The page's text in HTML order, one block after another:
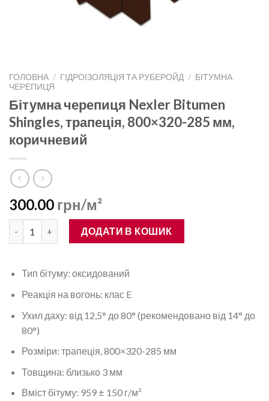
ГОЛОВНА / ГІДРОІЗОЛЯЦІЯ ТА РУБЕРОЙД / БІТУМНА
ЧЕРЕПИЦЯ
Бітумна черепиця Nexler Bitumen
Shingles, трапеція, 800×320-285 мм,
коричневий
300.00 грн/м²
Бітумна черепиця Nexler Bitumen Shingles, трапеція,
ДОДАТИ В КОШИК
Тип бітуму: оксидований
Реакція на вогонь: клас E
Ухил даху: від 12,5° до 80° (рекомендовано від 14° до
80°)
Розміри: трапеція, 800×320-285 мм
Товщина: близько 3 мм
Вміст бітуму: 959 ± 150 г/м²